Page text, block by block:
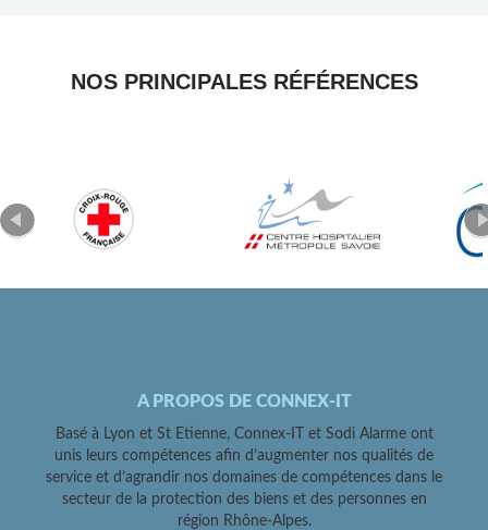
NOS PRINCIPALES RÉFÉRENCES
A PROPOS DE CONNEX-IT
Basé à Lyon et St Etienne, Connex-IT et Sodi Alarme ont
unis leurs compétences afin d’augmenter nos qualités de
service et d’agrandir nos domaines de compétences dans le
secteur de la protection des biens et des personnes en
région Rhône-Alpes.